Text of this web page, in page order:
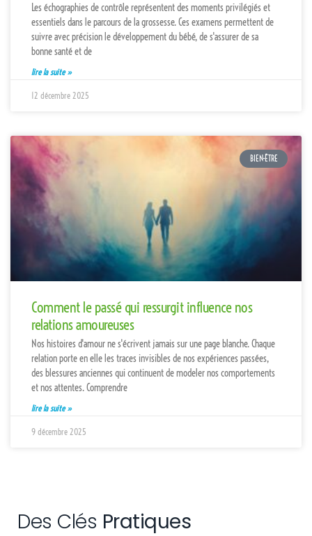
Les échographies de contrôle représentent des moments privilégiés et
essentiels dans le parcours de la grossesse. Ces examens permettent de
suivre avec précision le développement du bébé, de s'assurer de sa
bonne santé et de
lire la suite »
12 décembre 2025
BIEN-ÊTRE
Comment le passé qui ressurgit influence nos
relations amoureuses
Nos histoires d'amour ne s'écrivent jamais sur une page blanche. Chaque
relation porte en elle les traces invisibles de nos expériences passées,
des blessures anciennes qui continuent de modeler nos comportements
et nos attentes. Comprendre
lire la suite »
9 décembre 2025
Des Clés Pratiques